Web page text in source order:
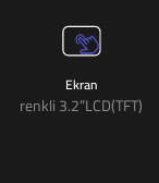
Ekran
renkli 3.2”LCD(TFT)